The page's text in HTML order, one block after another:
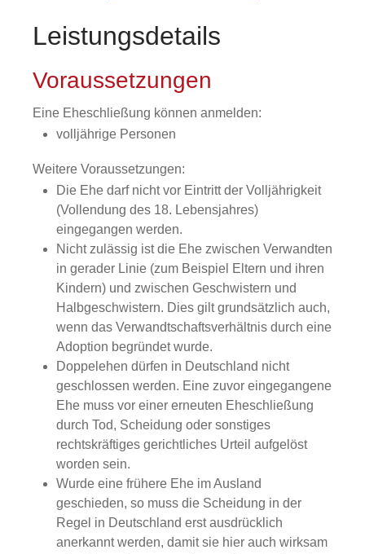
Leistungsdetails
Voraussetzungen
Eine Eheschließung können anmelden:
volljährige Personen
Weitere Voraussetzungen:
Die Ehe darf nicht vor Eintritt der Volljährigkeit
(Vollendung des 18. Lebensjahres)
eingegangen werden.
Nicht zulässig ist die Ehe zwischen Verwandten
in gerader Linie (zum Beispiel Eltern und ihren
Kindern) und zwischen Geschwistern und
Halbgeschwistern. Dies gilt grundsätzlich auch,
wenn das Verwandtschaftsverhältnis durch eine
Adoption begründet wurde.
Doppelehen dürfen in Deutschland nicht
geschlossen werden. Eine zuvor eingegangene
Ehe muss vor einer erneuten Eheschließung
durch Tod, Scheidung oder sonstiges
rechtskräftiges gerichtliches Urteil aufgelöst
worden sein.
Wurde eine frühere Ehe im Ausland
geschieden, so muss die Scheidung in der
Regel in Deutschland erst ausdrücklich
anerkannt werden, damit sie hier auch wirksam